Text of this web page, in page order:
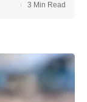
3 Min Read